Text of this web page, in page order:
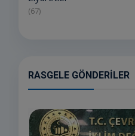
(67)
RASGELE GÖNDERILER